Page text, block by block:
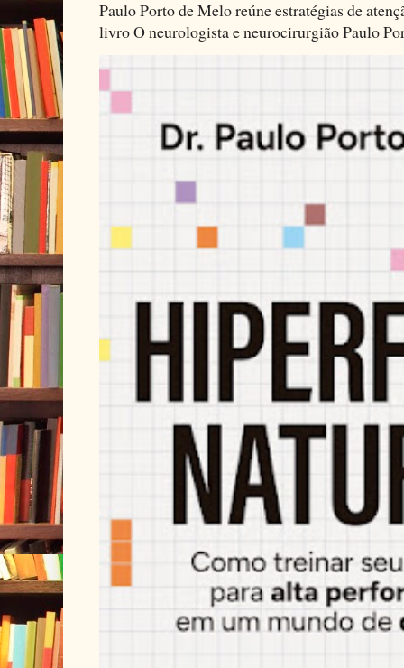
Paulo Porto de Melo reúne estratégias de
livro O neurologista e neurocirurgião Paulo